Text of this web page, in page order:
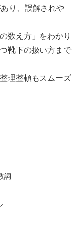
り、誤解されや
数え方」をわかり
靴下の扱い方まで
理整頓もスムーズ
詞